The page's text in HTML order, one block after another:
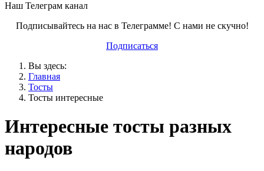
Наш Телеграм канал
Подписывайтесь на нас в Телеграмме! С нами не скучно!
Подписаться
Вы здесь:
Главная
Тосты
Тосты интересные
Интересные тосты разных
народов